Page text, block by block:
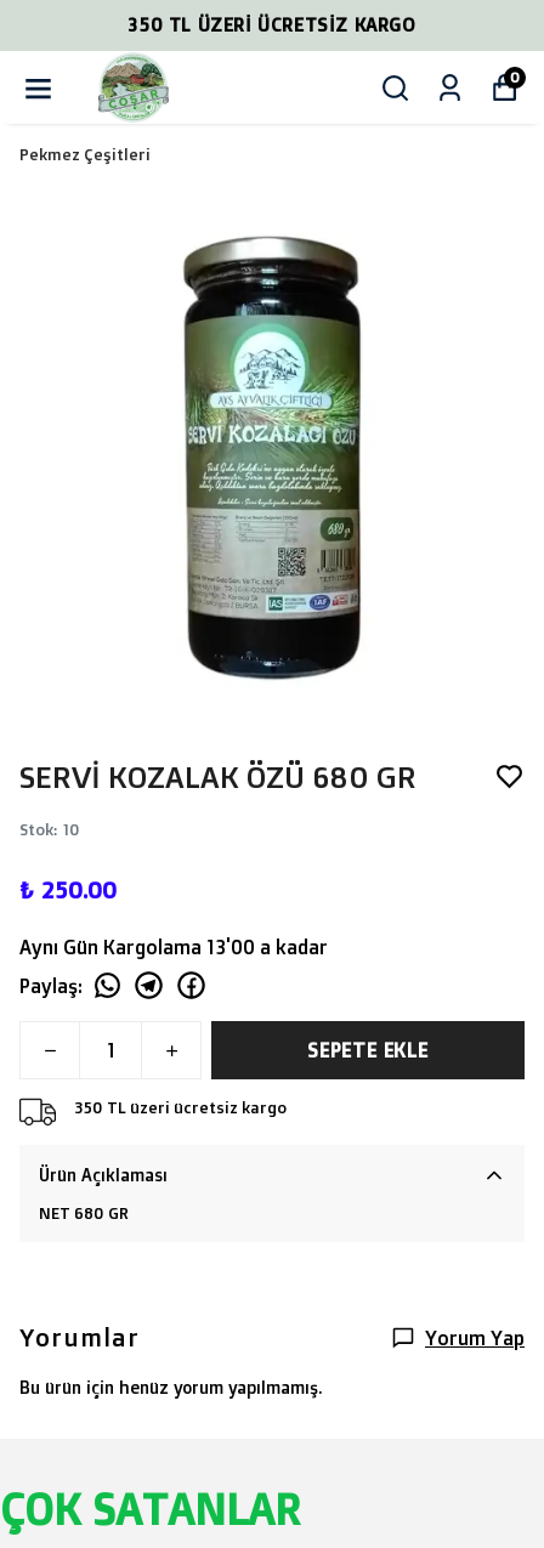
350 TL ÜZERİ ÜCRETSİZ KARGO
0
Pekmez Çeşitleri
SERVİ KOZALAK ÖZÜ 680 GR
Stok: 10
₺ 250.00
Aynı Gün Kargolama 13'00 a kadar
Paylaş:
SEPETE EKLE
350 TL üzeri ücretsiz kargo
Ürün Açıklaması
NET 680 GR
Yorumlar Yorum Yap
Bu ürün için henüz yorum yapılmamış.
ÇOK SATANLAR